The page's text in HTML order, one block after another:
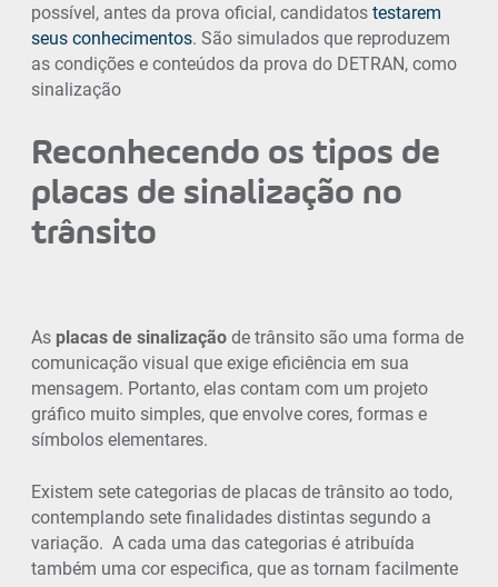
possível, antes da prova oficial, candidatostestarem
seus conhecimentos. São simulados que reproduzem
as condições e conteúdos da prova do DETRAN, como
sinalização
Reconhecendo os tipos de
placas de sinalização no
trânsito
As placas de sinalização de trânsito são uma forma de
comunicação visual que exige eficiência em sua
mensagem. Portanto, elas contam com um projeto
gráfico muito simples, que envolve cores, formas e
símbolos elementares.
Existem sete categorias de placas de trânsito ao todo,
contemplando sete finalidades distintas segundo a
variação. A cada uma das categorias é atribuída
também uma cor especifica, que as tornam facilmente